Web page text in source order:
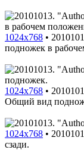
1024x768 •
подножек в
1024x768 •
Общий вид
1024x768 •
сзади.